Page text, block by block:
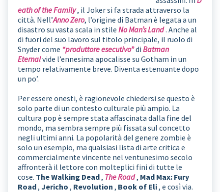
eath of the Family, il Joker si fa strada attraverso la
città. Nell’AnnoZero, l’origine di Batman è legata a un
disastro su vasta scala in stile No Man’s Land. Anche al
di fuori del suo lavoro sul titolo principale, il ruolo di
Snyder come “produttore esecutivo”di Batman
Eternalvide l’ennesima apocalisse su Gotham in un
tempo relativamente breve. Diventa estenuante dopo
un po’.
Per essere onesti, è ragionevole chiedersi se questo è
solo parte di un contesto culturale più ampio. La
cultura pop è sempre stata affascinata dalla fine del
mondo, ma sembra sempre più fissata sul concetto
negli ultimi anni. La popolarità del genere zombie è
solo un esempio, ma qualsiasi lista di arte critica e
commercialmente vincente nel ventunesimo secolo
affronterà il lettore con molteplici fini di tutte le
cose. The Walking Dead, The Road, Mad Max: Fury
Road, Jericho , Revolution , Book of Eli, e così via.